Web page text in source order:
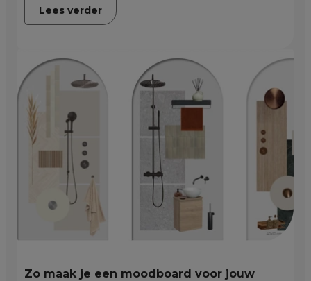
Lees verder
Zo maak je een moodboard voor jouw